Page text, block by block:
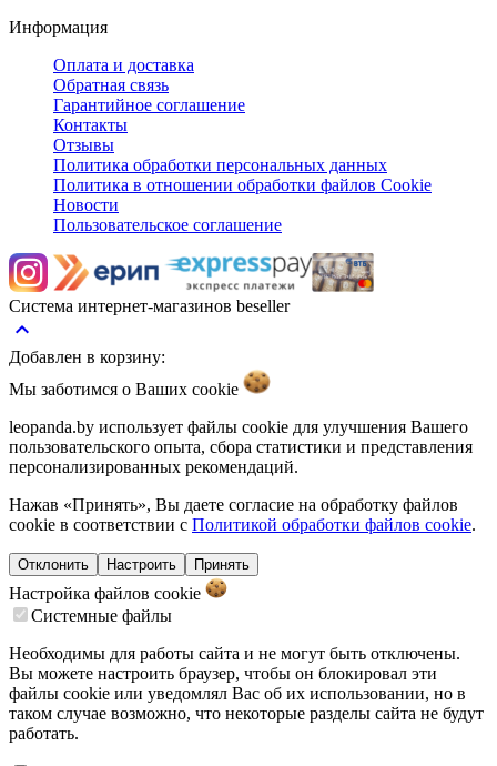
Информация
Оплата и доставка
Обратная связь
Гарантийное соглашение
Контакты
Отзывы
Политика обработки персональных данных
Политика в отношении обработки файлов Cookie
Новости
Пользовательское соглашение
Система интернет-магазинов beseller
keyboard_arrow_up
Добавлен в корзину:
Мы заботимся о Ваших cookie
leopanda.by использует файлы cookie для улучшения Вашего
пользовательского опыта, сбора статистики и представления
персонализированных рекомендаций.
Нажав «Принять», Вы даете согласие на обработку файлов
cookie в соответствии с Политикой обработки файлов cookie.
Отклонить Настроить Принять
Настройка файлов cookie
Системные файлы
Необходимы для работы сайта и не могут быть отключены.
Вы можете настроить браузер, чтобы он блокировал эти
файлы cookie или уведомлял Вас об их использовании, но в
таком случае возможно, что некоторые разделы сайта не будут
работать.